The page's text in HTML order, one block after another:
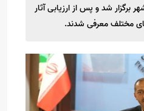
شد و پس از ارزیابی آثار
مختلف معرفی شدند.